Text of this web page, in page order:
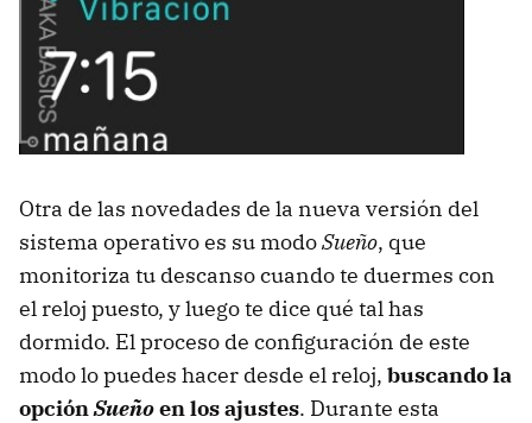
Otra de las novedades de la nueva versión del
sistema operativo es su modoSueño, que
monitoriza tu descanso cuando te duermes con
el reloj puesto, y luego te dice qué tal has
dormido. El proceso de configuración de este
modo lo puedes hacer desde el reloj, buscando la
opciónSueñoen los ajustes. Durante esta